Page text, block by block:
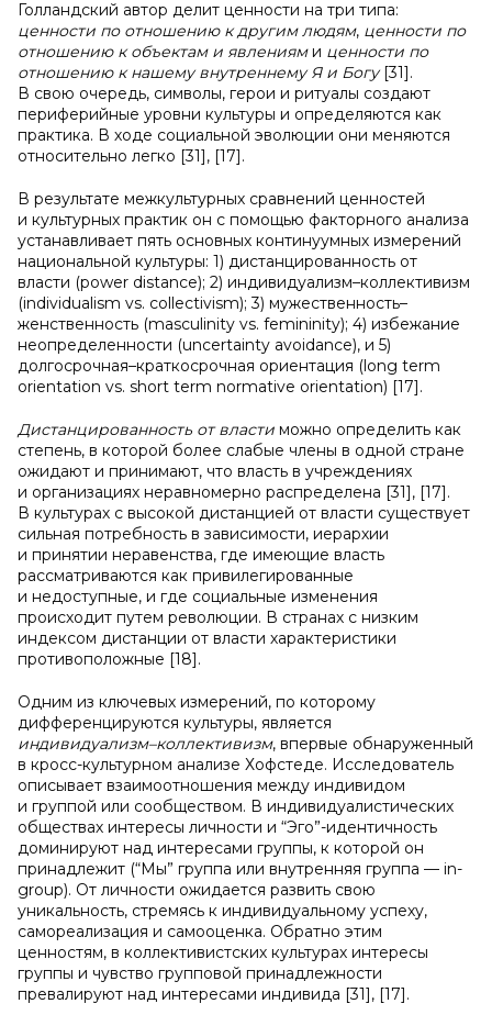
Голландский автор делит ценности на три типа:
ценности по отношению к другим людям, ценности по
отношению к объектам и явлениями ценности по
отношению к нашему внутреннему Я и Богу[31].
В свою очередь, символы, герои и ритуалы создают
периферийные уровни культуры и определяются как
практика. В ходе социальной эволюции они меняются
относительно легко [31], [17].
В результате межкультурных сравнений ценностей
и культурных практик он с помощью факторного анализа
устанавливает пять основных континуумных измерений
национальной культуры: 1) дистанцированность от
власти (power distance); 2) индивидуализм–коллективизм
(individualism vs. collectivism); 3) мужественность–
женственность (masculinity vs. femininity); 4) избежание
неопределенности (uncertainty avoidance), и 5)
долгосрочная–краткосрочная ориентация (long term
orientation vs. short term normative orientation) [17].
Дистанцированность от власти можно определить как
степень, в которой более слабые члены в одной стране
ожидают и принимают, что власть в учреждениях
и организациях неравномерно распределена [31], [17].
В культурах с высокой дистанцией от власти существует
сильная потребность в зависимости, иерархии
и принятии неравенства, где имеющие власть
рассматриваются как привилегированные
и недоступные, и где социальные изменения
происходит путем революции. В странах с низким
индексом дистанции от власти характеристики
противоположные [18].
Одним из ключевых измерений, по которому
дифференцируются культуры, является
индивидуализм–коллективизм, впервые обнаруженный
в кросс-культурном анализе Хофстеде. Исследователь
описывает взаимоотношения между индивидом
и группой или сообществом. В индивидуалистических
обществах интересы личности и “Эго”-идентичность
доминируют над интересами группы, к которой он
принадлежит (“Мы” группа или внутренняя группа — in-
group). От личности ожидается развить свою
уникальность, стремясь к индивидуальному успеху,
самореализация и самооценка. Обратно этим
ценностям, в коллективистских культурах интересы
группы и чувство групповой принадлежности
превалируют над интересами индивида [31], [17].